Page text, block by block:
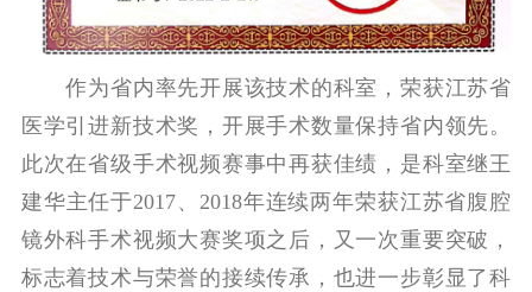
作为省内率先开展该技术的科室，荣获江苏省
医学引进新技术奖，开展手术数量保持省内领先。
此次在省级手术视频赛事中再获佳绩，是科室继王
建华主任于2017、2018年连续两年荣获江苏省腹腔
镜外科手术视频大赛奖项之后，又一次重要突破，
标志着技术与荣誉的接续传承，也进一步彰显了科